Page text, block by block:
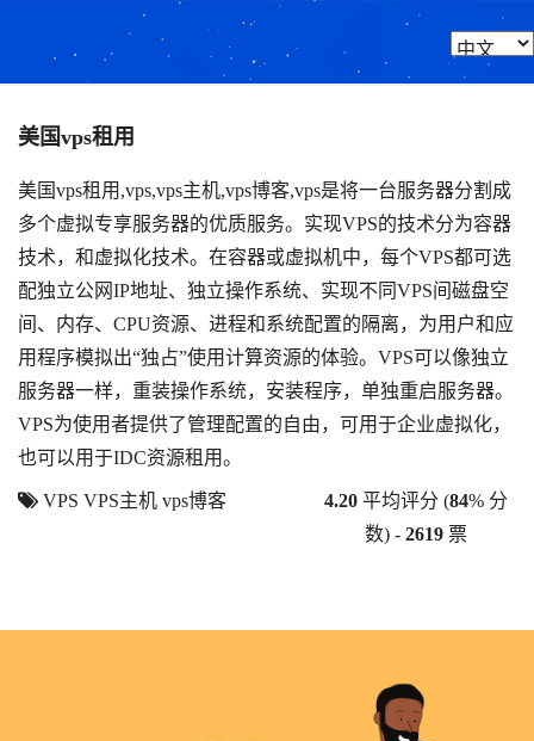
美国vps租用
美国vps租用,vps,vps主机,vps博客,vps是将一台服务器分割成
多个虚拟专享服务器的优质服务。实现VPS的技术分为容器
技术，和虚拟化技术。在容器或虚拟机中，每个VPS都可选
配独立公网IP地址、独立操作系统、实现不同VPS间磁盘空
间、内存、CPU资源、进程和系统配置的隔离，为用户和应
用程序模拟出“独占”使用计算资源的体验。VPS可以像独立
服务器一样，重装操作系统，安装程序，单独重启服务器。
VPS为使用者提供了管理配置的自由，可用于企业虚拟化，
也可以用于IDC资源租用。
VPS VPS主机 vps博客 4.20 平均评分 (84% 分
数) -2619 票